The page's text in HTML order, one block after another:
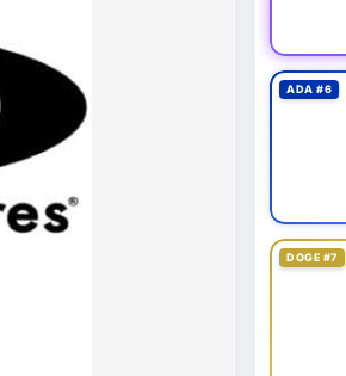
ADA #6
DOGE #7